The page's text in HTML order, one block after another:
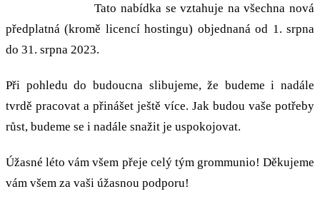
Tato nabídka se vztahuje na všechna nová
předplatná (kromě licencí hostingu) objednaná od 1. srpna
do 31. srpna 2023.
Při pohledu do budoucna slibujeme, že budeme i nadále
tvrdě pracovat a přinášet ještě více. Jak budou vaše potřeby
růst, budeme se i nadále snažit je uspokojovat.
Úžasné léto vám všem přeje celý tým grommunio! Děkujeme
vám všem za vaši úžasnou podporu!